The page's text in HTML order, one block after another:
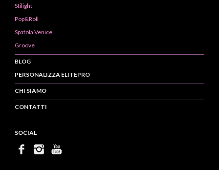
Stilight
Pop&Roll
Spatola Venice
Groove
BLOG
PERSONALIZZA ELITEPRO
CHI SIAMO
CONTATTI
SOCIAL